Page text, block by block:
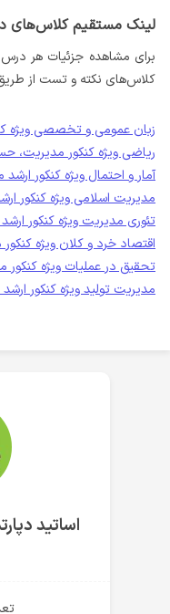
لینک مستقیم کلاس‌های
برای مشاهده جزئیات هر درس
کلاس‌های نکته و تست از
زبان عمومی و تخصصی ویژه
ریاضی ویژه کنکور مدیریت،
آمار و احتمال ویژه کنکور
مدیریت اسلامی ویژه کنکور
تئوری مدیریت ویژه کنکور
اقتصاد خرد و کلان ویژه
تحقیق در عملیات ویژه کنکور
مدیریت تولید ویژه کنکور
اساتید